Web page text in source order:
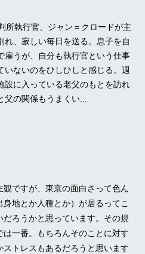
所執行官、ジャン＝クロードが主
れ、寂しい毎日を送る。息子を自
雇うが、自分も執行官という仕事
いないのをひしひしと感じる。週
設に入っている老父のもとを訪れ
父の関係もうまくい...
ですが、東京の面白さって色ん
身地とか人種とか）が居るってこ
だろうかと思っています。その規
は一番。もちろんそのことに対す
ストレスもあるだろうと思います